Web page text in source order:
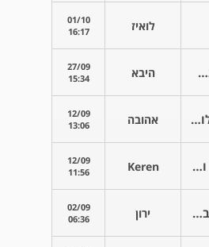
לואיז
01/10
16:17
עוספיא שכונת זוחלוק היבא
27/09
15:34
גסטרואנטרולוגיה חוות דעת משפטית מבוגרים אהובה
12/09
13:06
מחלת בארט וושט Keren
12/09
11:56
הרגשת גוש ב גרון והקאות ירון
02/09
06:36